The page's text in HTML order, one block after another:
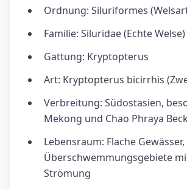
Ordnung: Siluriformes
Familie: Siluridae (Echte Welse)
Gattung: Kryptopterus
Art: Kryptopterus bicirrhis
Verbreitung: Südostasien,
Mekong und Chao Phraya
Lebensraum: Flache
Überschwemmungsgebiete
Strömung